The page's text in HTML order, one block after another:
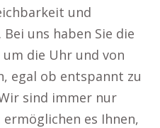
und
uns haben Sie die
die Uhr und von
egal ob entspannt zu
sind immer nur
es Ihnen,